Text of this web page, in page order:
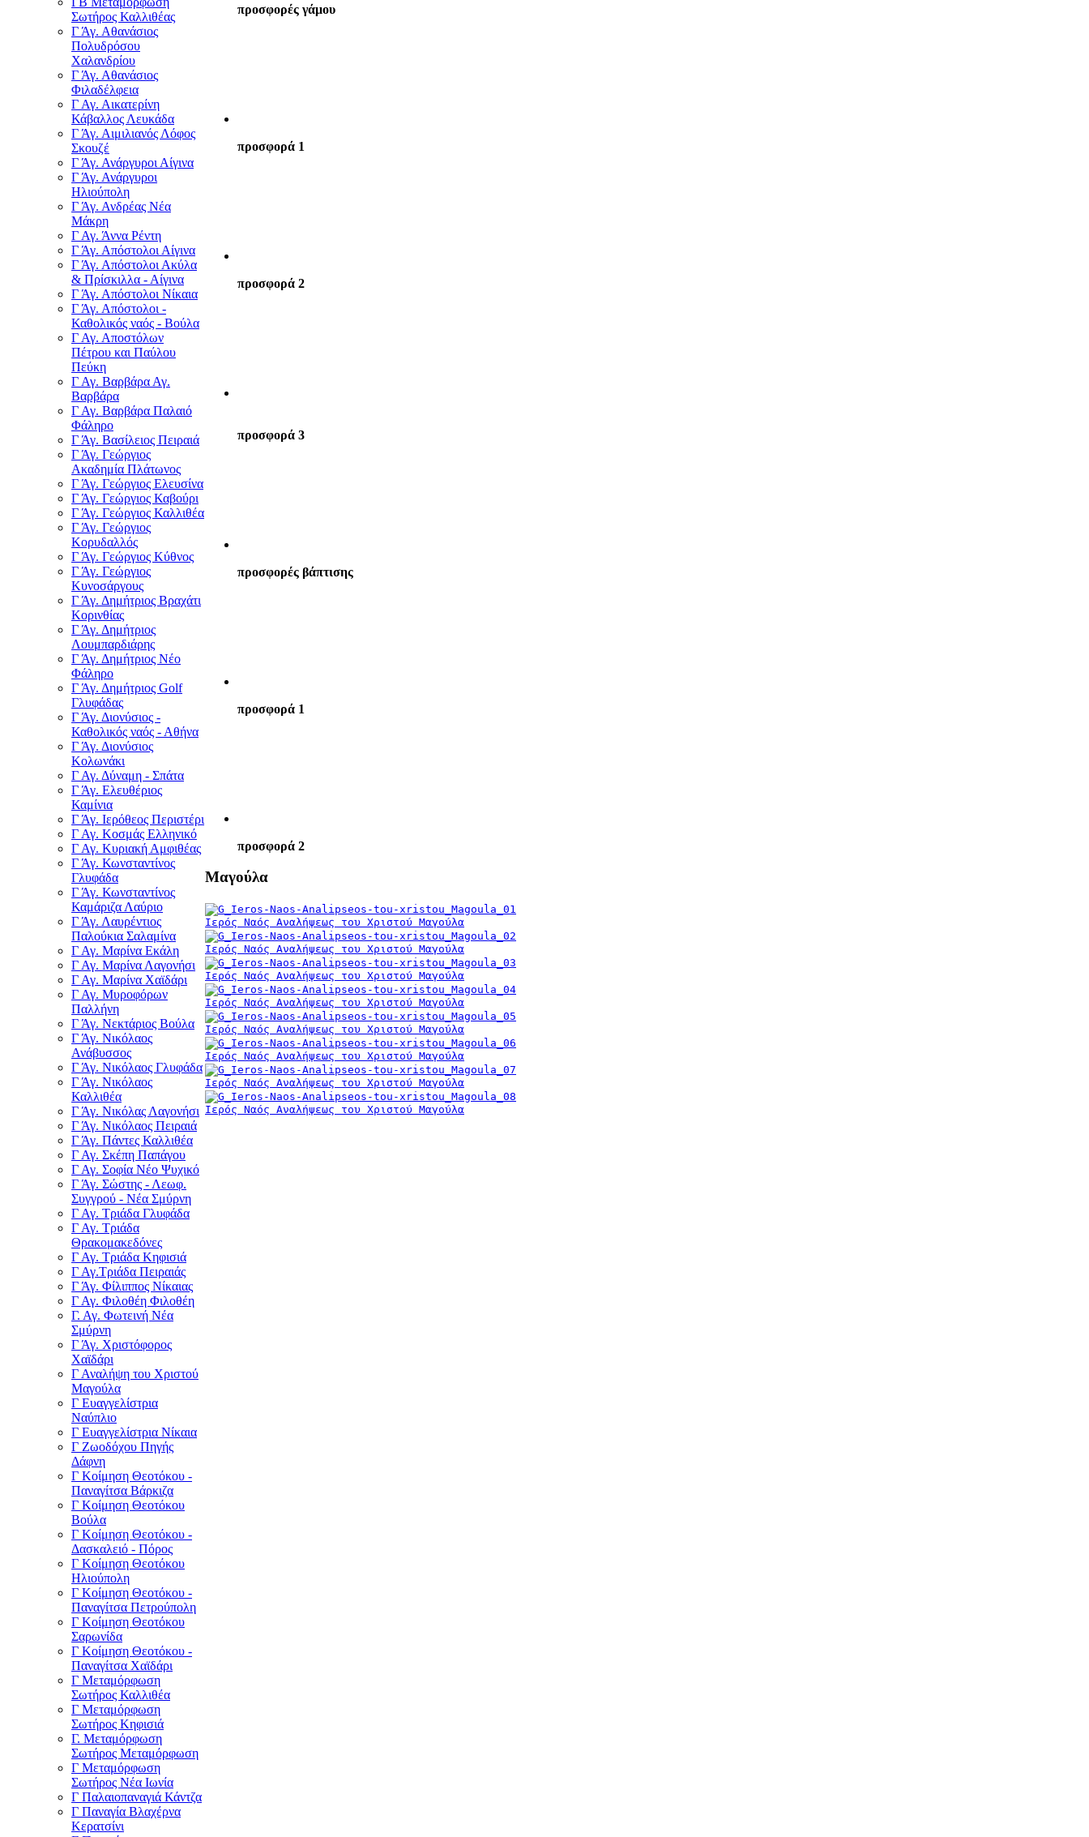
προσφορές γάμου
προσφορά 1
προσφορά 2
προσφορά 3
προσφορές βάπτισης
προσφορά 1
προσφορά 2
Μαγούλα
Ιερός Ναός Αναλήψεως του Χριστού Μαγούλα
Ιερός Ναός Αναλήψεως του Χριστού Μαγούλα
Ιερός Ναός Αναλήψεως του Χριστού Μαγούλα
Ιερός Ναός Αναλήψεως του Χριστού Μαγούλα
Ιερός Ναός Αναλήψεως του Χριστού Μαγούλα
Ιερός Ναός Αναλήψεως του Χριστού Μαγούλα
Ιερός Ναός Αναλήψεως του Χριστού Μαγούλα
Ιερός Ναός Αναλήψεως του Χριστού Μαγούλα
Σωτήρος Καλλιθέας
Γ Άγ. Αθανάσιος
Πολυδρόσου
Χαλανδρίου
Γ Άγ. Αθανάσιος
Φιλαδέλφεια
Γ Αγ. Αικατερίνη
Κάβαλλος Λευκάδα
Γ Άγ. Αιμιλιανός Λόφος
Σκουζέ
Γ Άγ. Ανάργυροι Αίγινα
Γ Άγ. Ανάργυροι
Ηλιούπολη
Γ Άγ. Ανδρέας Νέα
Μάκρη
Γ Αγ. Άννα Ρέντη
Γ Άγ. Απόστολοι Αίγινα
Γ Άγ. Απόστολοι Ακύλα
& Πρίσκιλλα - Αίγινα
Γ Άγ. Απόστολοι Νίκαια
Γ Άγ. Απόστολοι -
Καθολικός ναός - Βούλα
Γ Αγ. Αποστόλων
Πέτρου και Παύλου
Πεύκη
Γ Αγ. Βαρβάρα Αγ.
Βαρβάρα
Γ Αγ. Βαρβάρα Παλαιό
Φάληρο
Γ Άγ. Βασίλειος Πειραιά
Γ Άγ. Γεώργιος
Ακαδημία Πλάτωνος
Γ Άγ. Γεώργιος Ελευσίνα
Γ Άγ. Γεώργιος Καβούρι
Γ Άγ. Γεώργιος Καλλιθέα
Γ Άγ. Γεώργιος
Κορυδαλλός
Γ Άγ. Γεώργιος Κύθνος
Γ Άγ. Γεώργιος
Κυνοσάργους
Γ Άγ. Δημήτριος Βραχάτι
Κορινθίας
Γ Άγ. Δημήτριος
Λουμπαρδιάρης
Γ Άγ. Δημήτριος Νέο
Φάληρο
Γ Άγ. Δημήτριος Golf
Γλυφάδας
Γ Άγ. Διονύσιος -
Καθολικός ναός - Αθήνα
Γ Άγ. Διονύσιος
Κολωνάκι
Γ Αγ. Δύναμη - Σπάτα
Γ Άγ. Ελευθέριος
Καμίνια
Γ Άγ. Ιερόθεος Περιστέρι
Γ Αγ. Κοσμάς Ελληνικό
Γ Αγ. Κυριακή Αμφιθέας
Γ Άγ. Κωνσταντίνος
Γλυφάδα
Γ Άγ. Κωνσταντίνος
Καμάριζα Λαύριο
Γ Άγ. Λαυρέντιος
Παλούκια Σαλαμίνα
Γ Αγ. Μαρίνα Εκάλη
Γ Αγ. Μαρίνα Λαγονήσι
Γ Αγ. Μαρίνα Χαϊδάρι
Γ Αγ. Μυροφόρων
Παλλήνη
Γ Άγ. Νεκτάριος Βούλα
Γ Άγ. Νικόλαος
Ανάβυσσος
Γ Άγ. Νικόλαος Γλυφάδα
Γ Άγ. Νικόλαος
Καλλιθέα
Γ Άγ. Νικόλας Λαγονήσι
Γ Άγ. Νικόλαος Πειραιά
Γ Άγ. Πάντες Καλλιθέα
Γ Αγ. Σκέπη Παπάγου
Γ Αγ. Σοφία Νέο Ψυχικό
Γ Άγ. Σώστης - Λεωφ.
Συγγρού - Νέα Σμύρνη
Γ Αγ. Τριάδα Γλυφάδα
Γ Αγ. Τριάδα
Θρακομακεδόνες
Γ Αγ. Τριάδα Κηφισιά
Γ Αγ.Τριάδα Πειραιάς
Γ Άγ. Φίλιππος Νίκαιας
Γ Αγ. Φιλοθέη Φιλοθέη
Γ. Αγ. Φωτεινή Νέα
Σμύρνη
Γ Άγ. Χριστόφορος
Χαϊδάρι
Γ Αναλήψη του Χριστού
Μαγούλα
Γ Ευαγγελίστρια
Ναύπλιο
Γ Ευαγγελίστρια Νίκαια
Γ Ζωοδόχου Πηγής
Δάφνη
Γ Κοίμηση Θεοτόκου -
Παναγίτσα Βάρκιζα
Γ Κοίμηση Θεοτόκου
Βούλα
Γ Κοίμηση Θεοτόκου -
Δασκαλειό - Πόρος
Γ Κοίμηση Θεοτόκου
Ηλιούπολη
Γ Κοίμηση Θεοτόκου -
Παναγίτσα Πετρούπολη
Γ Κοίμηση Θεοτόκου
Σαρωνίδα
Γ Κοίμηση Θεοτόκου -
Παναγίτσα Χαϊδάρι
Γ Μεταμόρφωση
Σωτήρος Καλλιθέα
Γ Μεταμόρφωση
Σωτήρος Κηφισιά
Γ. Μεταμόρφωση
Σωτήρος Μεταμόρφωση
Γ Μεταμόρφωση
Σωτήρος Νέα Ιωνία
Γ Παλαιοπαναγιά Κάντζα
Γ Παναγία Βλαχέρνα
Κερατσίνι